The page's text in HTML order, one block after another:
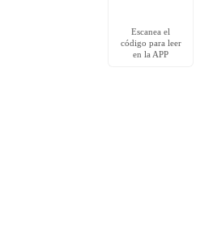
Escanea el
código para leer
en la APP